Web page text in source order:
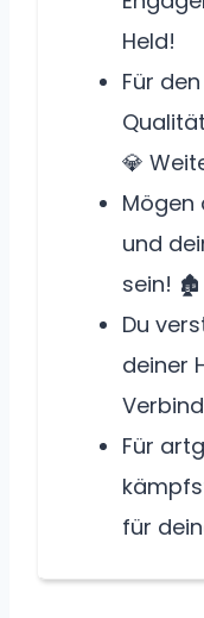
Held!
Für
💎
Mögen
und
sein! 🏚️
Du
deiner
Für
für